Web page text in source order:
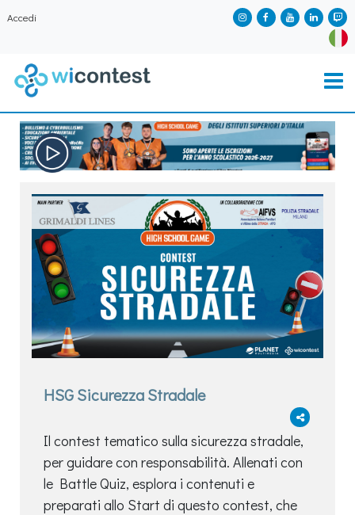
Accedi
HSG Sicurezza Stradale
Il contest tematico sulla sicurezza stradale,
per guidare con responsabilità. Allenati con
le Battle Quiz, esplora i contenuti e
preparati allo Start di questo contest, che